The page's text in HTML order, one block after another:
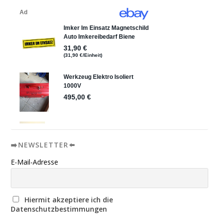
➡️NEWSLETTER⬅️
E-Mail-Adresse
Hiermit akzeptiere ich die
Datenschutzbestimmungen